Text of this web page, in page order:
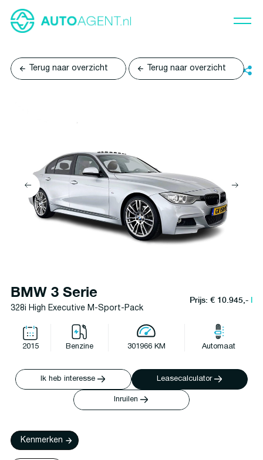
Terug naar overzicht Terug naar overzicht
BMW 3 Serie
328i High Executive M-Sport-Pack
Prijs: € 10.945,-l
2015 Benzine 301966 KM Automaat
Ik heb interesse Leasecalculator
Inruilen
Kenmerken